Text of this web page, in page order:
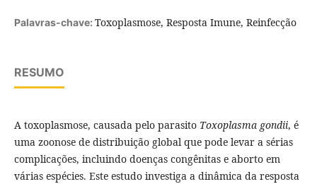
Palavras-chave: Toxoplasmose, Resposta Imune, Reinfecção
RESUMO
A toxoplasmose, causada pelo parasito Toxoplasma gondii, é
uma zoonose de distribuição global que pode levar a sérias
complicações, incluindo doenças congênitas e aborto em
várias espécies. Este estudo investiga a dinâmica da resposta